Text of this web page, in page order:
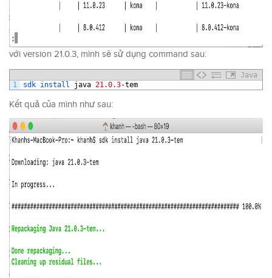
với version 21.0.3, mình sẽ sử dụng command sau:
Java
1
sdk install java 21.0.3-tem
Kết quả của mình như sau: